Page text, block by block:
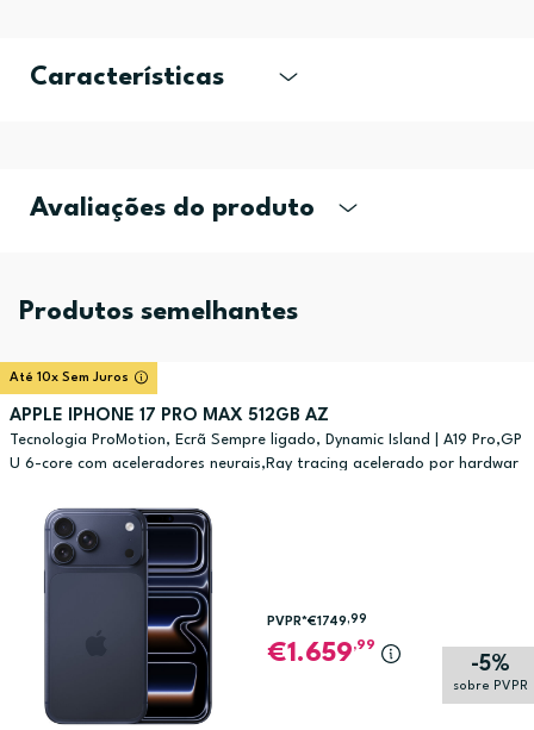
Características
Avaliações do produto
Produtos semelhantes
Até 10x Sem Juros
APPLE IPHONE 17 PRO MAX 512GB AZ
Tecnologia ProMotion, Ecrã Sempre ligado, Dynamic Island | A19 Pro,GP
U 6-core com aceleradores neurais,Ray tracing acelerado por hardwar
-5%
sobre PVPR
PVPR*€1749,99
1.659,99